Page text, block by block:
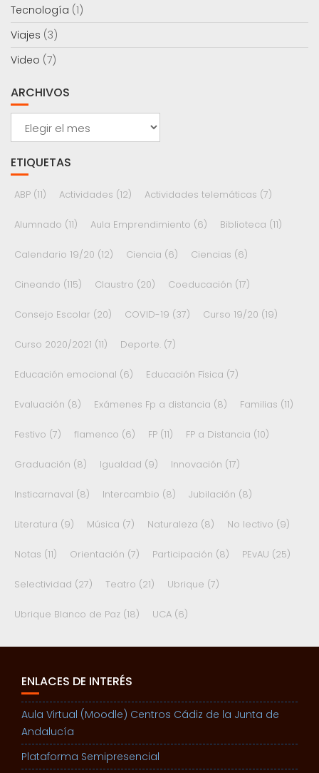
Tecnología (1)
Viajes (3)
Video (7)
ARCHIVOS
ETIQUETAS
ABP (11) Actividades (12) Actividades telemáticas (7)
Alumnado (11) Aula Emprendimiento (6) Biblioteca (11)
Calendario 19/20 (12) Ciencia (6) Ciencias (6)
Cineando (115) Claustro (20) Coeducación (17)
Consejo Escolar (20) COVID-19 (37) Curso 19/20 (19)
Curso 2020/2021 (11) Deporte. (7)
Educación emocional (6) Educación Física (7)
Evaluación (8) Exámenes Fp a distancia (8) Familias (11)
Festivo (7) flamenco (6) FP (11) FP a Distancia (10)
Graduación (8) Igualdad (9) Innovación (17)
Insticarnaval (8) Intercambio (8) Jubilación (8)
Literatura (9) Música (7) Naturaleza (8) No lectivo (9)
Notas (11) Orientación (7) Participación (8) PEvAU (25)
Selectividad (27) Teatro (21) Ubrique (7)
Ubrique Blanco de Paz (18) UCA (6)
ENLACES DE INTERÉS
Aula Virtual (Moodle) Centros Cádiz de la Junta de
Andalucía
Plataforma Semipresencial